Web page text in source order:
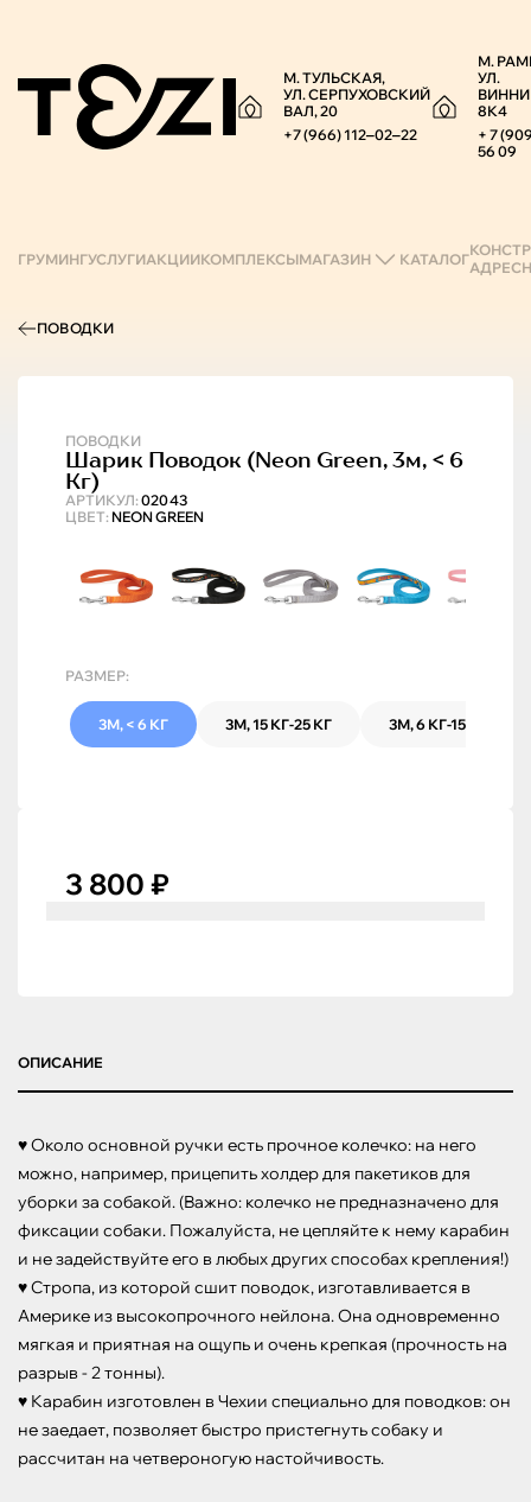
М. ТУЛЬСКАЯ,
УЛ. СЕРПУХОВСКИЙ
ВАЛ, 20
+7 (966) 112‒02‒22
М.
УЛ.
8К4
+ 7
56 09
ГРУМИНГУСЛУГИАКЦИИКОМПЛЕКСЫМАГАЗИН КАТАЛОГ
ПОВОДКИ
ПОВОДКИ
АРТИКУЛ: 02043
Шарик Поводок (neon Green, 3м, < 6
Кг)
ЦВЕТ: NEON GREEN
РАЗМЕР:
3М, < 6 КГ 3М, 15 КГ-25 КГ 3М, 6 КГ-15 КГ
3 800 ₽
ОПИСАНИЕ
♥ Около основной ручки есть прочное колечко: на него
можно, например, прицепить холдер для пакетиков для
уборки за собакой. (Важно: колечко не предназначено для
фиксации собаки. Пожалуйста, не цепляйте к нему карабин
и не задействуйте его в любых других способах крепления!)
♥ Стропа, из которой сшит поводок, изготавливается в
Америке из высокопрочного нейлона. Она одновременно
мягкая и приятная на ощупь и очень крепкая (прочность на
разрыв - 2 тонны).
♥ Карабин изготовлен в Чехии специально для поводков: он
не заедает, позволяет быстро пристегнуть собаку и
рассчитан на четвероногую настойчивость.